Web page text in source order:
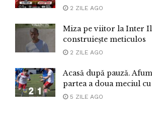
2 ZILE AGO
Miza pe viitor la Inter
construiește meticulos
2 ZILE AGO
Acasă după pauză.
partea a doua meciul
5 ZILE AGO